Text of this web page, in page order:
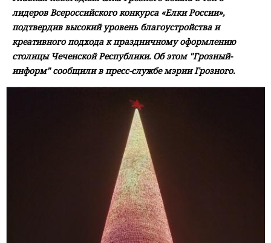
лидеров Всероссийского конкурса «Елки России»,
подтвердив высокий уровень благоустройства и
креативного подхода к праздничному оформлению
столицы Чеченской Республики. Об этом "Грозный-
информ" сообщили в пресс-службе мэрии Грозного.